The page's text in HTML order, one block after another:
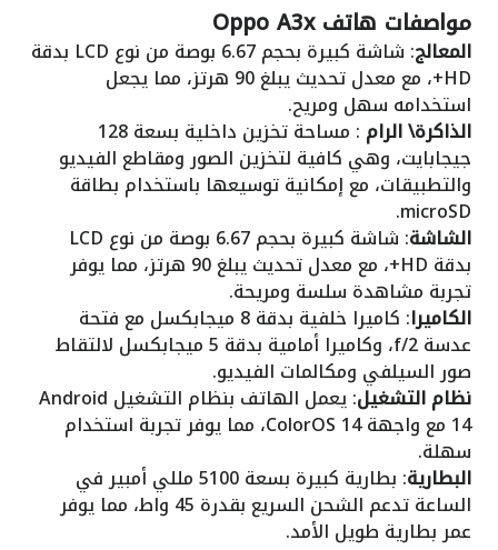
مواصفات هاتف Oppo A3x
المعالج : شاشة كبيرة بحجم 6.67 بوصة من نوع LCD بدقة
HD+، مع معدل تحديث يبلغ 90 هرتز، مما يجعل
استخدامه سهل ومريح.
الذاكرة\ الرام : مساحة تخزين داخلية بسعة 128
جيجابايت، وهي كافية لتخزين الصور ومقاطع الفيديو
والتطبيقات، مع إمكانية توسيعها باستخدام بطاقة
microSD.
الشاشة : شاشة كبيرة بحجم 6.67 بوصة من نوع LCD
بدقة HD+، مع معدل تحديث يبلغ 90 هرتز، مما يوفر
تجربة مشاهدة سلسة ومريحة.
الكاميرا : كاميرا خلفية بدقة 8 ميجابكسل مع فتحة
عدسة f/2، وكاميرا أمامية بدقة 5 ميجابكسل لالتقاط
صور السيلفي ومكالمات الفيديو.
نظام التشغيل : يعمل الهاتف بنظام التشغيل Android
14 مع واجهة ColorOS 14، مما يوفر تجربة استخدام
سهلة.
البطارية : بطارية كبيرة بسعة 5100 مللي أمبير في
الساعة تدعم الشحن السريع بقدرة 45 واط، مما يوفر
عمر بطارية طويل الأمد.